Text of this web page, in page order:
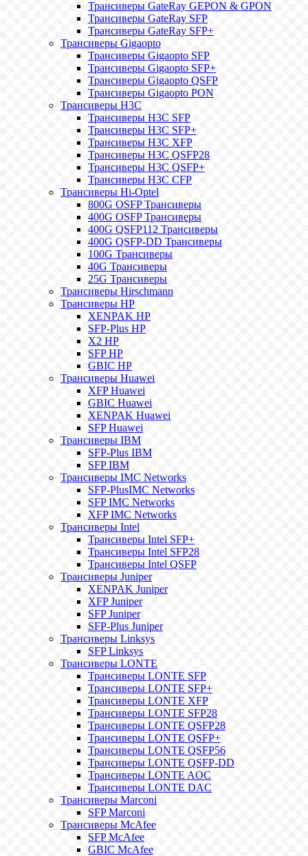
Трансиверы GateRay GEPON & GPON
Трансиверы GateRay SFP
Трансиверы GateRay SFP+
Трансиверы Gigaopto
Трансиверы Gigaopto SFP
Трансиверы Gigaopto SFP+
Трансиверы Gigaopto QSFP
Трансиверы Gigaopto PON
Трансиверы H3C
Трансиверы H3C SFP
Трансиверы H3C SFP+
Трансиверы H3C XFP
Трансиверы H3C QSFP28
Трансиверы H3C QSFP+
Трансиверы H3C CFP
Трансиверы Hi-Optel
800G OSFP Трансиверы
400G OSFP Трансиверы
400G QSFP112 Трансиверы
400G QSFP-DD Трансиверы
100G Трансиверы
40G Трансиверы
25G Трансиверы
Трансиверы Hirschmann
Трансиверы HP
XENPAK HP
SFP-Plus HP
X2 HP
SFP HP
GBIC HP
Трансиверы Huawei
XFP Huawei
GBIC Huawei
XENPAK Huawei
SFP Huawei
Трансиверы IBM
SFP-Plus IBM
SFP IBM
Трансиверы IMC Networks
SFP-PlusIMC Networks
SFP IMC Networks
XFP IMC Networks
Трансиверы Intel
Трансиверы Intel SFP+
Трансиверы Intel SFP28
Трансиверы Intel QSFP
Трансиверы Juniper
XENPAK Juniper
XFP Juniper
SFP Juniper
SFP-Plus Juniper
Трансиверы Linksys
SFP Linksys
Трансиверы LONTE
Трансиверы LONTE SFP
Трансиверы LONTE SFP+
Трансиверы LONTE XFP
Трансиверы LONTE SFP28
Трансиверы LONTE QSFP28
Трансиверы LONTE QSFP+
Трансиверы LONTE QSFP56
Трансиверы LONTE QSFP-DD
Трансиверы LONTE AOC
Трансиверы LONTE DAC
Трансиверы Marconi
SFP Marconi
Трансиверы McAfee
SFP McAfee
GBIC McAfee